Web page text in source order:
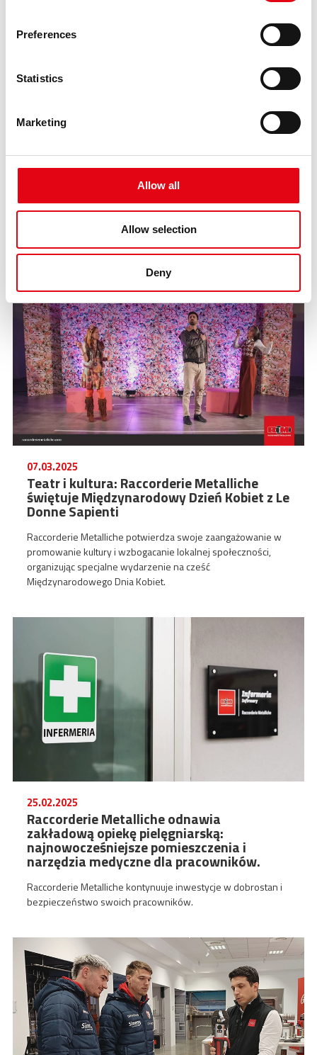
Preferences
Statistics
Marketing
Allow all
Allow selection
Deny
13.03.2025
Business Lounge”: budowanie zwycięskich
synergii z Mantova Calcio.
Więź między Raccorderie Metalliche i Mantova Calcio wykracza
daleko poza wspólną pasję do sportu — to prawdziwy sojusz
strategiczny zaprojektowany w celu generowania realnej
wartości w ramach sieci sponsorów Biancorossi.
07.03.2025
Teatr i kultura: Raccorderie Metalliche
świętuje Międzynarodowy Dzień Kobiet z Le
Donne Sapienti
Raccorderie Metalliche potwierdza swoje zaangażowanie w
promowanie kultury i wzbogacanie lokalnej społeczności,
organizując specjalne wydarzenie na cześć
Międzynarodowego Dnia Kobiet.
25.02.2025
Raccorderie Metalliche odnawia
zakładową opiekę pielęgniarską:
najnowocześniejsze pomieszczenia i
narzędzia medyczne dla pracowników.
Raccorderie Metalliche kontynuuje inwestycje w dobrostan i
bezpieczeństwo swoich pracowników.